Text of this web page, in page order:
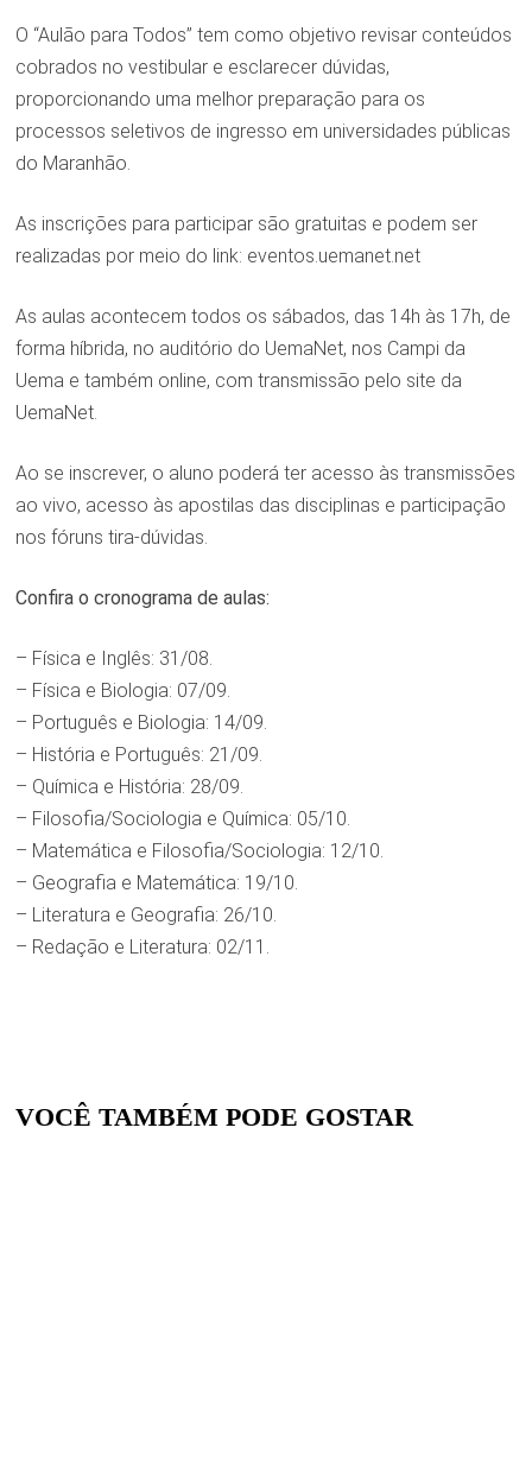
O “Aulão para Todos” tem como objetivo revisar conteúdos
cobrados no vestibular e esclarecer dúvidas,
proporcionando uma melhor preparação para os
processos seletivos de ingresso em universidades públicas
do Maranhão.
As inscrições para participar são gratuitas e podem ser
realizadas por meio do link: eventos.uemanet.net
As aulas acontecem todos os sábados, das 14h às 17h, de
forma híbrida, no auditório do UemaNet, nos Campi da
Uema e também online, com transmissão pelo site da
UemaNet.
Ao se inscrever, o aluno poderá ter acesso às transmissões
ao vivo, acesso às apostilas das disciplinas e participação
nos fóruns tira-dúvidas.
Confira o cronograma de aulas:
– Física e Inglês: 31/08.
– Física e Biologia: 07/09.
– Português e Biologia: 14/09.
– História e Português: 21/09.
– Química e História: 28/09.
– Filosofia/Sociologia e Química: 05/10.
– Matemática e Filosofia/Sociologia: 12/10.
– Geografia e Matemática: 19/10.
– Literatura e Geografia: 26/10.
– Redação e Literatura: 02/11.
VOCÊ TAMBÉM PODE GOSTAR